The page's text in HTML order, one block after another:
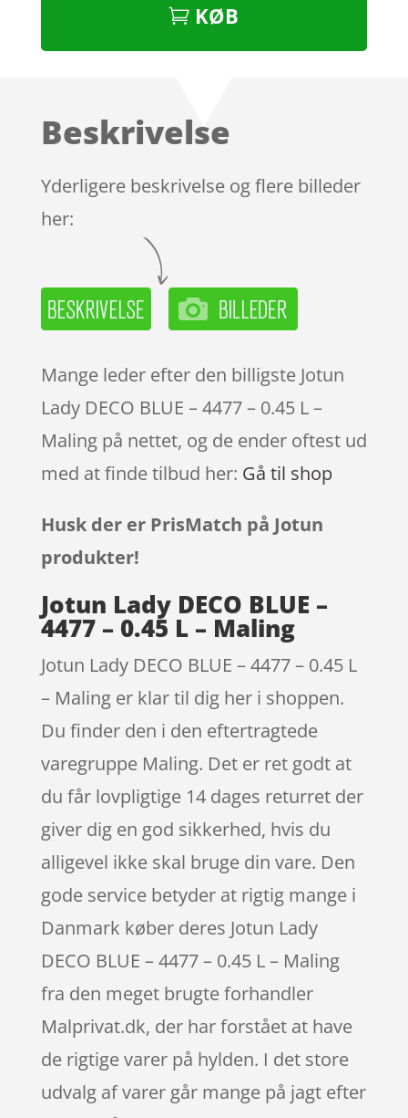
KØB
Beskrivelse
Yderligere beskrivelse og flere billeder
her:
Mange leder efter den billigste Jotun
Lady DECO BLUE – 4477 – 0.45 L –
Maling på nettet, og de ender oftest ud
med at finde tilbud her: Gå til shop
Husk der er PrisMatch på Jotun
produkter!
Jotun Lady DECO BLUE –
4477 – 0.45 L – Maling
Jotun Lady DECO BLUE – 4477 – 0.45 L
– Maling er klar til dig her i shoppen.
Du finder den i den eftertragtede
varegruppe Maling. Det er ret godt at
du får lovpligtige 14 dages returret der
giver dig en god sikkerhed, hvis du
alligevel ikke skal bruge din vare. Den
gode service betyder at rigtig mange i
Danmark køber deres Jotun Lady
DECO BLUE – 4477 – 0.45 L – Maling
fra den meget brugte forhandler
Malprivat.dk, der har forstået at have
de rigtige varer på hylden. I det store
udvalg af varer går mange på jagt efter